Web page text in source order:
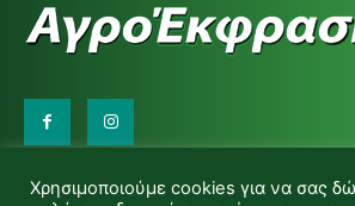
d.makas@yahoo.gr
Χρησιμοποιούμε cookies για να σας